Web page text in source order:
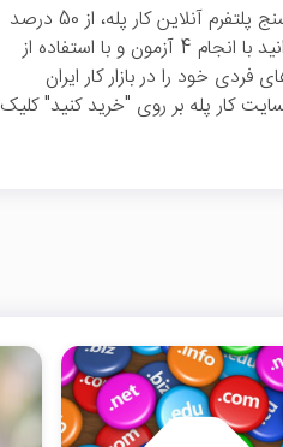
با ثبت این کد برای دریافت خدمات در بخش تناسب‌سنج پلتفرم آنلاین کار پله، از 50 درصد
تخفیف بهره‌مند خواهید شد. در این بخش شما می‌توانید با انجام 4 آزمون و با استفاده از
خود را در بازار کار ایران
کار پله بر روی "خرید کنید" کلیک